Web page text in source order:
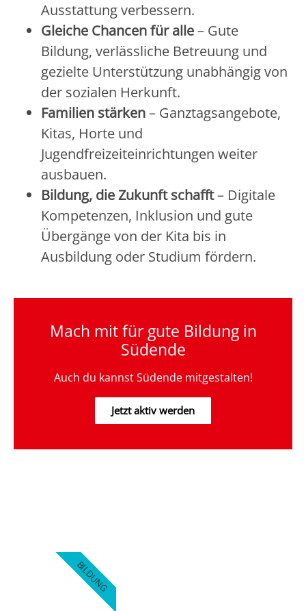
Ausstattung verbessern.
Gleiche Chancen für alle– Gute
Bildung, verlässliche Betreuung und
gezielte Unterstützung unabhängig von
der sozialen Herkunft.
Familien stärken– Ganztagsangebote,
Kitas, Horte und
Jugendfreizeiteinrichtungen weiter
ausbauen.
Bildung, die Zukunft schafft– Digitale
Kompetenzen, Inklusion und gute
Übergänge von der Kita bis in
Ausbildung oder Studium fördern.
Mach mit für gute Bildung in
Südende
Auch du kannst Südende mitgestalten!
Jetzt aktiv werden
BILDUNG